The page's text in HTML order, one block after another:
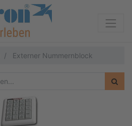
Externer Nummernblock